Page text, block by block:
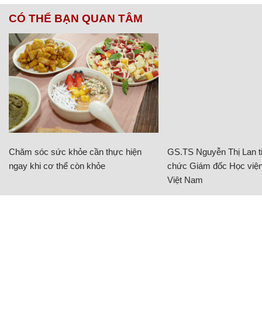
CÓ THỂ BẠN QUAN TÂM
Chăm sóc sức khỏe cần thực hiện
ngay khi cơ thể còn khỏe
GS.TS Nguyễn Thị Lan
chức Giám đốc Học
Việt Nam